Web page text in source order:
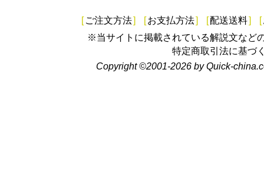
[ ご注文方法] [お支払方法] [配送送料] [
※当サイトに掲載されている解説文など
特定商取引法に基づ
Copyright ©2001-2026 by Quick-